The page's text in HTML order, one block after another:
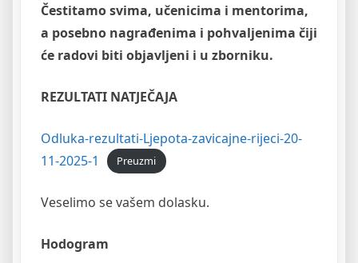
Čestitamo svima, učenicima i mentorima,
a posebno nagrađenima i pohvaljenima čiji
će radovi biti objavljeni i u zborniku.
REZULTATI NATJEČAJA
Odluka-rezultati-Ljepota-zavicajne-rijeci-20-
11-2025-1
Preuzmi
Veselimo se vašem dolasku.
Hodogram